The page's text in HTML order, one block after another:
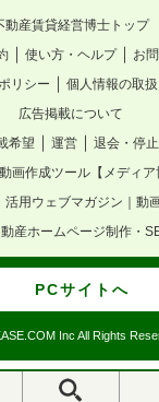
動産賃貸経営博士トップ
｜ 使い方・ヘルプ｜ お
リシー ｜ 個人情報の取
広告掲載について
希望 ｜ 運営 ｜ 退会・停
画作成ツール【メディア
活用ウェブマガジン｜動
産ホームページ制作・
PCサイトへ
Inc All Rights